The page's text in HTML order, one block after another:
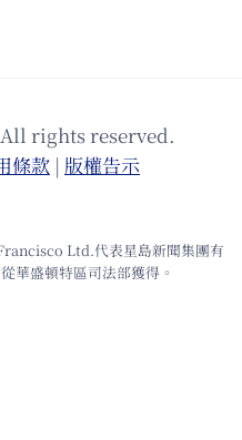
rights reserved.
條款 | 版權告⽰
Ltd.代表星島新聞集團有
華盛頓特區司法部獲得。